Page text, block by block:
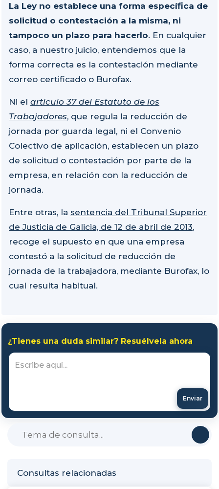
Consultas relacionadas
La Ley no establece una forma específica de
solicitud o contestación a la misma, ni
tampoco un plazo para hacerlo. En cualquier
caso, a nuestro juicio, entendemos que la
forma correcta es la contestación mediante
correo certificado o Burofax.
Ni el artículo 37 del Estatuto de los
Trabajadores, que regula la reducción de
jornada por guarda legal, ni el Convenio
Colectivo de aplicación, establecen un plazo
de solicitud o contestación por parte de la
empresa, en relación con la reducción de
jornada.
Entre otras, la sentencia del Tribunal Superior
de Justicia de Galicia, de 12 de abril de 2013,
recoge el supuesto en que una empresa
contestó a la solicitud de reducción de
jornada de la trabajadora, mediante Burofax, lo
cual resulta habitual.
¿Tienes una duda similar? Resuélvela ahora
Enviar